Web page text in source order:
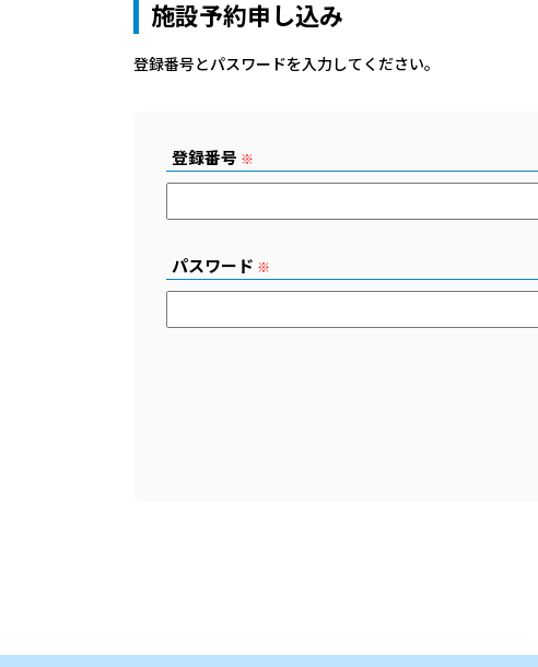
施設予約申し込み
登録番号とパスワードを⼊⼒してください。
登録番号 ※
パスワード ※